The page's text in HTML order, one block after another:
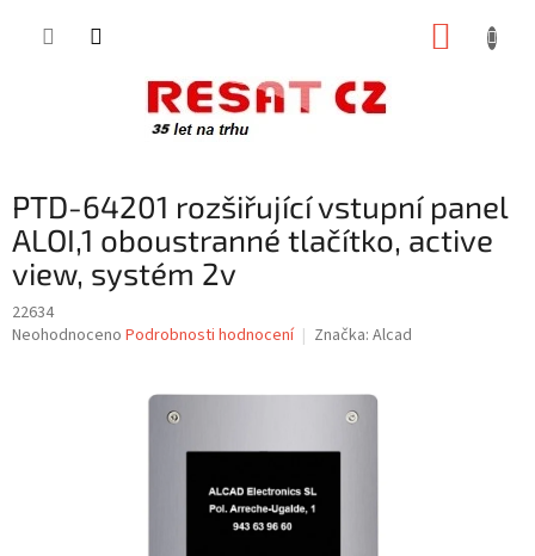
PTD-64201 rozšiřující vstupní panel
ALOI,1 oboustranné tlačítko, active
view, systém 2v
22634
Průměrné
Neohodnoceno Podrobnosti hodnocení Značka: Alcad